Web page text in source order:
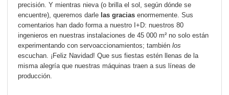
precisión. Y mientras nieva (o brilla el sol, según dónde se
encuentre), queremos darle las gracias enormemente. Sus
comentarios han dado forma a nuestro I+D: nuestros 80
ingenieros en nuestras instalaciones de 45 000 m² no solo están
experimentando con servoaccionamientos; tambiénlos
escuchan. ¡Feliz Navidad! Que sus fiestas estén llenas de la
misma alegría que nuestras máquinas traen a sus líneas de
producción.